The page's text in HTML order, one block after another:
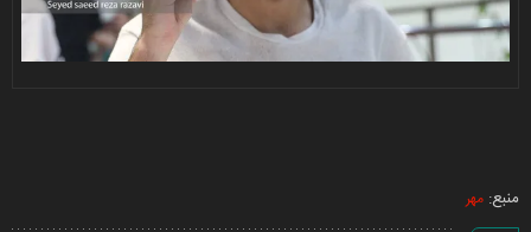
منبع: مهر